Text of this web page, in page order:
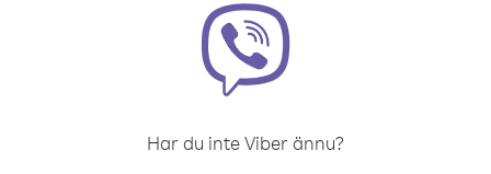
Har du inte Viber ännu?